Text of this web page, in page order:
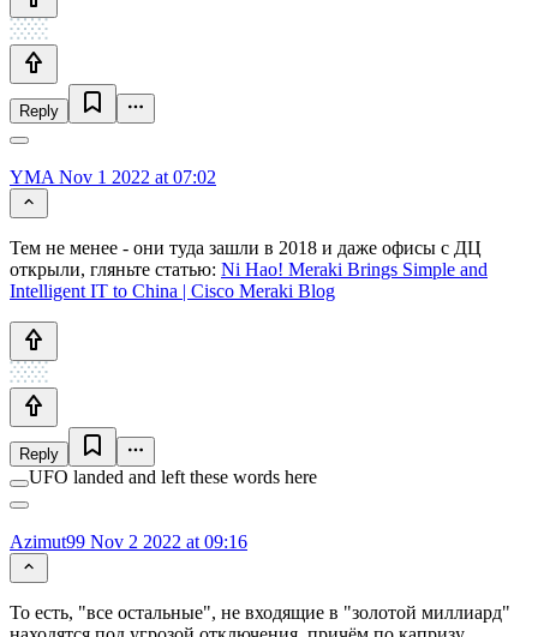
Reply
YMA Nov 1 2022 at 07:02
Тем не менее - они туда зашли в 2018 и даже офисы с ДЦ
открыли, гляньте статью: Ni Hao! Meraki Brings Simple and
Intelligent IT to China | Cisco Meraki Blog
Reply
UFO landed and left these words here
Azimut99 Nov 2 2022 at 09:16
То есть, "все остальные", не входящие в "золотой миллиард"